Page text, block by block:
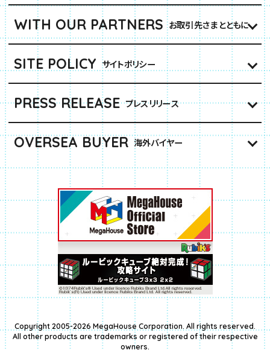
WITH OUR PARTNERS お取引先さまとともに
SITE POLICY サイトポリシー
PRESS RELEASE プレスリリース
OVERSEA BUYER 海外バイヤー
Copyright 2005-2026 MegaHouse Corporation. All rights reserved.
All other products are trademarks or registered of their respective
owners.